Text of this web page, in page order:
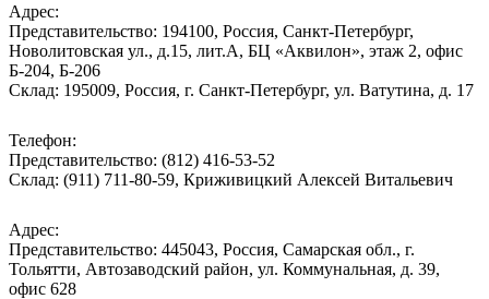
Адрес:
Представительство: 194100, Россия, Санкт-Петербург,
Новолитовская ул., д.15, лит.А, БЦ «Аквилон», этаж 2, офис
Б-204, Б-206
Склад: 195009, Россия, г. Санкт-Петербург, ул. Ватутина, д. 17
Телефон:
Представительство: (812) 416-53-52
Склад: (911) 711-80-59, Криживицкий Алексей Витальевич
Адрес:
Представительство: 445043, Россия, Самарская обл., г.
Тольятти, Автозаводский район, ул. Коммунальная, д. 39,
офис 628